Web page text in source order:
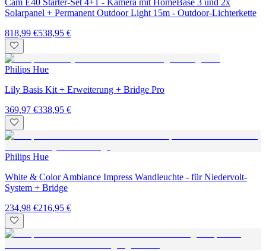
Cam E40 Starter-Set 4+1 - Kamera mit HomeBase 3 und 2x
Solarpanel + Permanent Outdoor Light 15m - Outdoor-Lichterkette
818,99 €538,95 €
Philips Hue
Lily Basis Kit + Erweiterung + Bridge Pro
369,97 €338,95 €
Philips Hue
White & Color Ambiance Impress Wandleuchte - für Niedervolt-
System + Bridge
234,98 €216,95 €